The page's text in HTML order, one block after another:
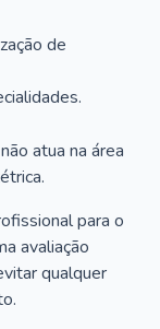
de
atua na área
para o
avaliação
qualquer